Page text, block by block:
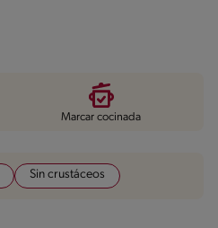
Marcar cocinada
Sin crustáceos